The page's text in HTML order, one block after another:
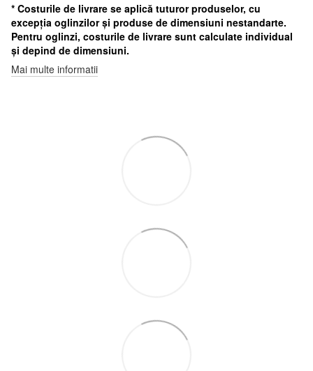
* Costurile de livrare se aplică tuturor produselor, cu
excepția oglinzilor și produse de dimensiuni nestandarte.
Pentru oglinzi, costurile de livrare sunt calculate individual
și depind de dimensiuni.
Mai multe informatii